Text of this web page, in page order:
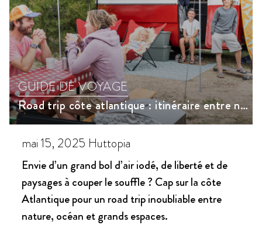
GUIDE DE VOYAGE
Road trip côte atlantique : itinéraire entre nature et océan, de Noirmoutier à Biarritz
mai 15, 2025 Huttopia
Envie d’un grand bol d’air iodé, de liberté et de
paysages à couper le souffle ? Cap sur la côte
Atlantique pour un road trip inoubliable entre
nature, océan et grands espaces.